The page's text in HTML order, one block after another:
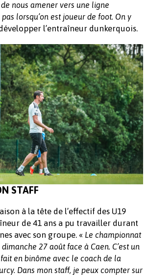
nous amener vers une ligne
pas lorsqu’on est joueur de foot. On y
l’entraîneur dunkerquois.
STAFF
à la tête de l’effectif des U19
de 41 ans a pu travailler durant
avec son groupe. « Le championnat
27 août face à Caen. C’est un
en binôme avec le coach de la
Dans mon staff, je peux compter sur